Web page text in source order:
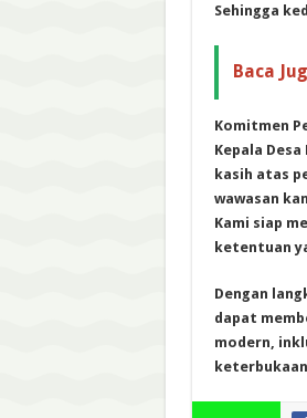
Sehingga
Baca
Komitmen
Kepala
kasih atas
wawasan
Kami siap
ketentuan
Dengan
dapat
modern,